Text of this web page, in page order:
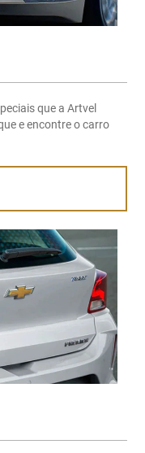
que a Artvel
e encontre o carro